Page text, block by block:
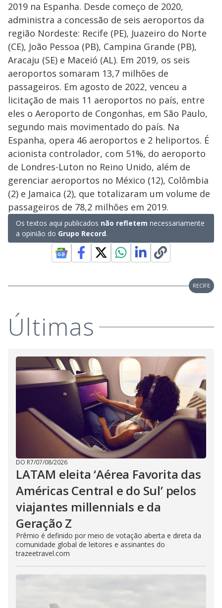
2019 na Espanha. Desde começo de 2020,
administra a concessão de seis aeroportos da
região Nordeste: Recife (PE), Juazeiro do Norte
(CE), João Pessoa (PB), Campina Grande (PB),
Aracaju (SE) e Maceió (AL). Em 2019, os seis
aeroportos somaram 13,7 milhões de
passageiros. Em agosto de 2022, venceu a
licitação de mais 11 aeroportos no país, entre
eles o Aeroporto de Congonhas, em São Paulo,
segundo mais movimentado do país. Na
Espanha, opera 46 aeroportos e 2 heliportos. É
acionista controlador, com 51%, do aeroporto
de Londres-Luton no Reino Unido, além de
gerenciar aeroportos no México (12), Colômbia
(2) e Jamaica (2), que totalizaram um volume de
passageiros de 78,2 milhões em 2019.
Os textos aqui publicados não refletem necessariamente
a opinião do Grupo Record.
RECIFE
Últimas
DO R7/07/08/2026
LATAM eleita ‘Aérea Favorita das
Américas Central e do Sul’ pelos
viajantes millennials e da
Geração Z
Prêmio é definido por meio de votação aberta e direta da
comunidade global de leitores e assinantes do
trazeetravel.com